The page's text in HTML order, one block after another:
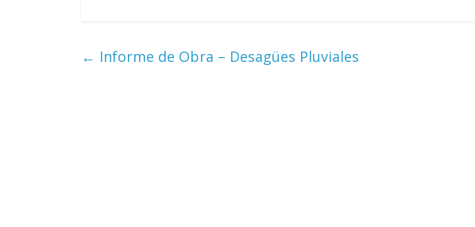
← Informe de Obra – Desagües Pluviales